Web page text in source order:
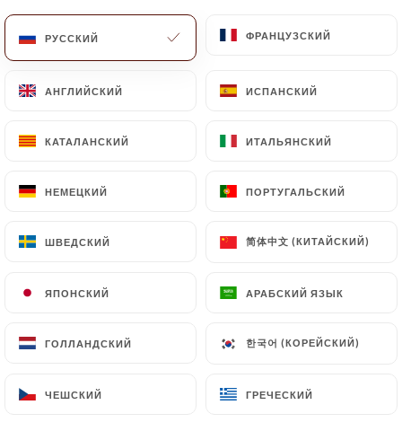
РУССКИЙ ФРАНЦУЗСКИЙ
АНГЛИЙСКИЙ ИСПАНСКИЙ
КАТАЛАНСКИЙ ИТАЛЬЯНСКИЙ
НЕМЕЦКИЙ ПОРТУГАЛЬСКИЙ
ШВЕДСКИЙ 简体中文 (КИТАЙСКИЙ)
ЯПОНСКИЙ АРАБСКИЙ ЯЗЫК
ГОЛЛАНДСКИЙ 한국어 (КОРЕЙСКИЙ)
ЧЕШСКИЙ ГРЕЧЕСКИЙ
РУССКИЙ ФРАНЦУЗСКИЙ
АНГЛИЙСКИЙ ИСПАНСКИЙ
КАТАЛАНСКИЙ ИТАЛЬЯНСКИЙ
НЕМЕЦКИЙ ПОРТУГАЛЬСКИЙ
ШВЕДСКИЙ 简体中文 (КИТАЙСКИЙ)
ЯПОНСКИЙ АРАБСКИЙ ЯЗЫК
ГОЛЛАНДСКИЙ 한국어 (КОРЕЙСКИЙ)
ЧЕШСКИЙ ГРЕЧЕСКИЙ